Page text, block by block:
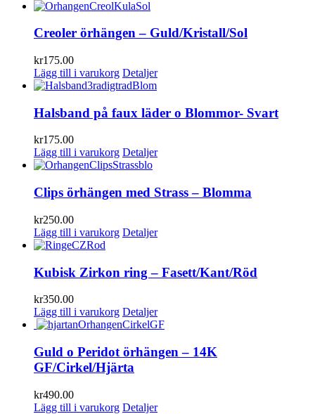
Creoler örhängen – Guld/Kristall/Sol
kr175.00
Lägg till i varukorg Detaljer
Halsband på faux läder o Blommor- Svart
kr175.00
Lägg till i varukorg Detaljer
Clips örhängen med Strass – Blomma
kr250.00
Lägg till i varukorg Detaljer
Kubisk Zirkon ring – Fasett/Kant/Röd
kr350.00
Lägg till i varukorg Detaljer
Guld o Peridot örhängen – 14K
GF/Cirkel/Hjärta
kr490.00
Lägg till i varukorg Detaljer